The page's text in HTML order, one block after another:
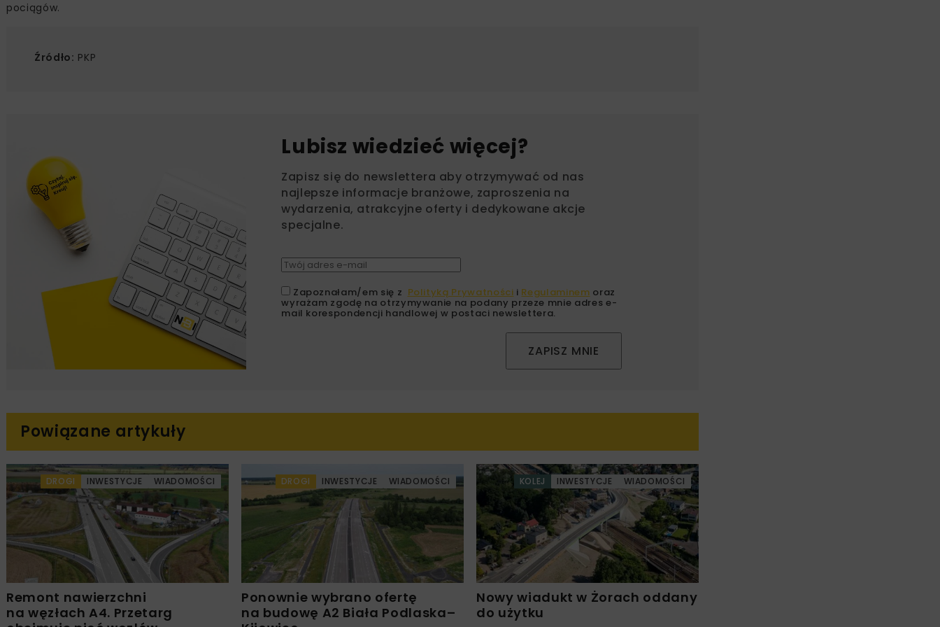
pociągów.
Źródło: PKP
Lubisz wiedzieć więcej?
Zapisz się do newslettera aby otrzymywać od nas
najlepsze informacje branżowe, zaproszenia na
wydarzenia, atrakcyjne oferty i dedykowane akcje
specjalne.
Zapoznałam/em się z Polityką Prywatności i Regulaminem oraz
wyrażam zgodę na otrzymywanie na podany przeze mnie adres e-
mail korespondencji handlowej w postaci newslettera.
ZAPISZ MNIE
Powiązane artykuły
DROGI INWESTYCJE WIADOMOŚCI
Remont nawierzchni
na węzłach A4. Przetarg
DROGI INWESTYCJE WIADOMOŚCI
Ponownie wybrano ofertę
na budowę A2 Biała Podlaska–
KOLEJ INWESTYCJE WIADOMOŚCI
Nowy wiadukt w Żorach oddany
do użytku